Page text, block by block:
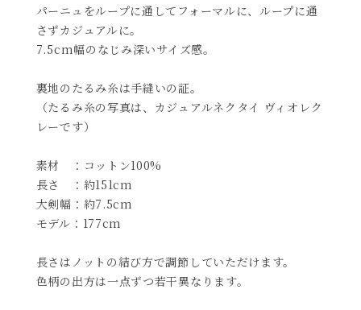
パーニュをループに通してフォーマルに、ループに通
さずカジュアルに。
7.5cm幅のなじみ深いサイズ感。
裏地のたるみ糸は手縫いの証。
（たるみ糸の写真は、カジュアルネクタイ ヴィオレク
レーです）
素材 ：コットン100%
長さ ：約151cm
大剣幅：約7.5cm
モデル：177cm
長さはノットの結び方で調節していただけます。
色柄の出方は一点ずつ若干異なります。